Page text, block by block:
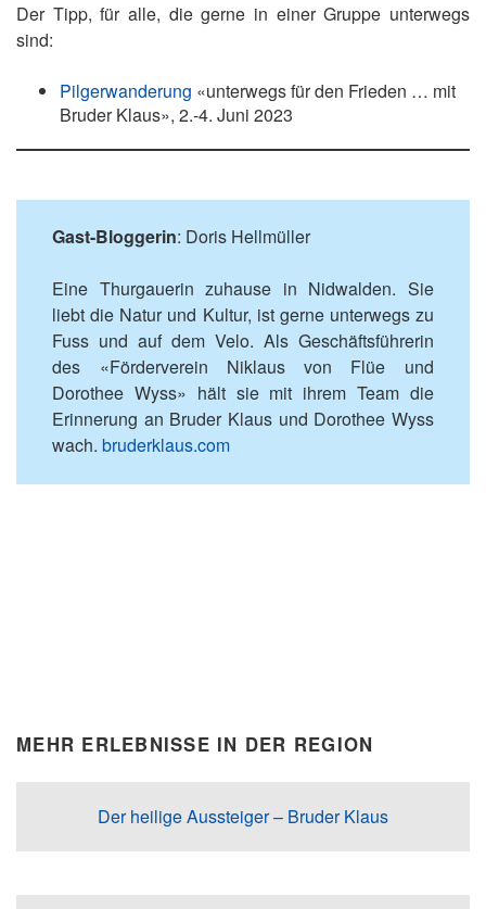
Der Tipp, für alle, die gerne in einer Gruppe unterwegs
sind:
Pilgerwanderung «unterwegs für den Frieden … mit
Bruder Klaus», 2.-4. Juni 2023
Gast-Bloggerin: Doris Hellmüller
Eine Thurgauerin zuhause in Nidwalden. Sie
liebt die Natur und Kultur, ist gerne unterwegs zu
Fuss und auf dem Velo. Als Geschäftsführerin
des «Förderverein Niklaus von Flüe und
Dorothee Wyss» hält sie mit ihrem Team die
Erinnerung an Bruder Klaus und Dorothee Wyss
wach.bruderklaus.com
MEHR ERLEBNISSE IN DER REGION
Der heilige Aussteiger – Bruder Klaus